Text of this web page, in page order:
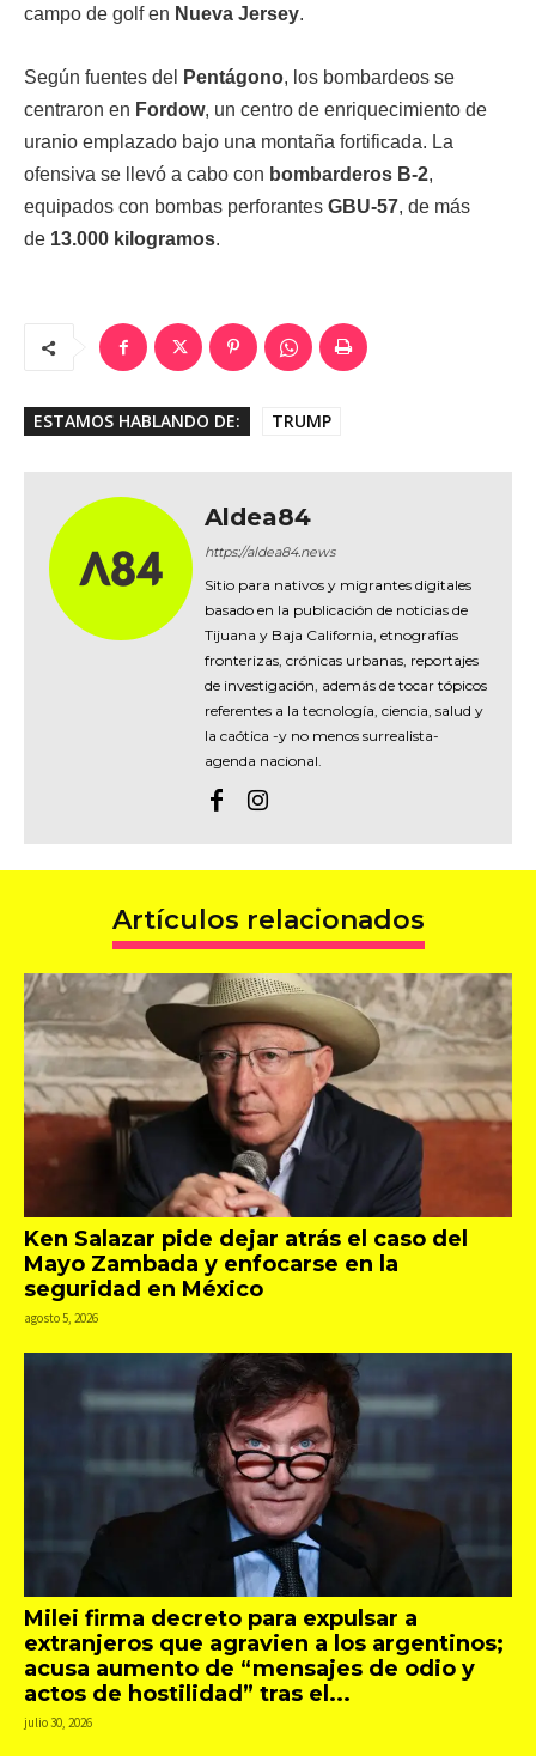
campo de golf en Nueva Jersey.
Según fuentes del Pentágono, los bombardeos se
centraron en Fordow, un centro de enriquecimiento de
uranio emplazado bajo una montaña fortificada. La
ofensiva se llevó a cabo con bombarderos B-2,
equipados con bombas perforantes GBU-57, de más
de 13.000 kilogramos.
ESTAMOS HABLANDO DE: TRUMP
Aldea84
https://aldea84.news
Sitio para nativos y migrantes digitales
basado en la publicación de noticias de
Tijuana y Baja California, etnografías
fronterizas, crónicas urbanas, reportajes
de investigación, además de tocar tópicos
referentes a la tecnología, ciencia, salud y
la caótica -y no menos surrealista-
agenda nacional.
Artículos relacionados
Ken Salazar pide dejar atrás el caso del
Mayo Zambada y enfocarse en la
seguridad en México
agosto 5, 2026
Milei firma decreto para expulsar a
extranjeros que agravien a los argentinos;
acusa aumento de “mensajes de odio y
actos de hostilidad” tras el...
julio 30, 2026